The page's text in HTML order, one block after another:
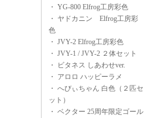
・ YG-800 Elfrog工房彩色
・ ヤドカニン Elfrog工房彩
色
・ JVY-2 Elfrog工房彩色
・ JVY-1 / JVY-2 ２体セット
・
ビタネス しあわせver.
・ アロロ ハッピーラメ
・ へびぃちゃん 白色（２匹セ
ット）
・ ベクター 25周年限定ゴール